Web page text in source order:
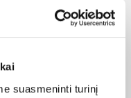
suasmeninti turinį